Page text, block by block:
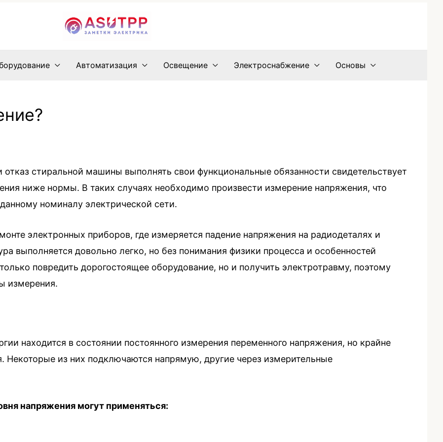
Автоматизация Освещение Электроснабжение Основы
стиральной машины выполнять свои функциональные обязанности свидетельствует
ниже нормы. В таких случаях необходимо произвести измерение напряжения, что
номиналу электрической сети.
электронных приборов, где измеряется падение напряжения на радиодеталях и
выполняется довольно легко, но без понимания физики процесса и особенностей
повредить дорогостоящее оборудование, но и получить электротравму, поэтому
измерения.
находится в состоянии постоянного измерения переменного напряжения, но крайне
Некоторые из них подключаются напрямую, другие через измерительные
напряжения могут применяться: